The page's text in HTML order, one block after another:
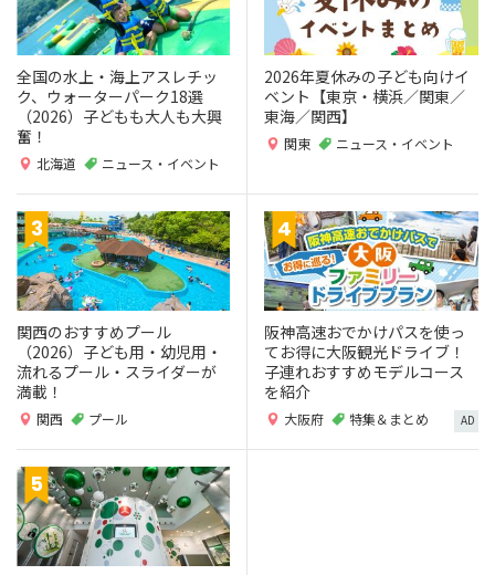
全国の水上・海上アスレチッ
ク、ウォーターパーク18選
（2026）子どもも大人も大興
奮！
北海道 ニュース・イベント
2026年夏休みの子ども向けイ
ベント【東京・横浜／関東／
東海／関西】
関東 ニュース・イベント
関西のおすすめプール
（2026）子ども用・幼児用・
流れるプール・スライダーが
満載！
関西 プール
阪神高速おでかけパスを使っ
てお得に大阪観光ドライブ！
子連れおすすめモデルコース
を紹介
大阪府 特集＆まとめ AD